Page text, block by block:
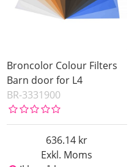
Broncolor Colour Filters
Barn door for L4
BR-3331900
Exkl. Moms
636.14